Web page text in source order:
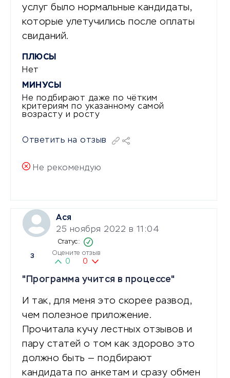
услуг было нормальные кандидаты,
которые улетучились после оплаты
свиданий.
ПЛЮСЫ
Нет
МИНУСЫ
Не подбирают даже по чётким
критериям по указанному самой
возрасту и росту
Ответить на отзыв
Не рекомендую
Ася
25 ноября 2022 в 11:04
3 Оцените отзыв
0 0
"Программа учится в процессе"
И так, для меня это скорее развод,
чем полезное приложение.
Прочитала кучу лестных отзывов и
пару статей о том как здорово это
должно быть — подбирают
кандидата по анкетам и сразу обмен